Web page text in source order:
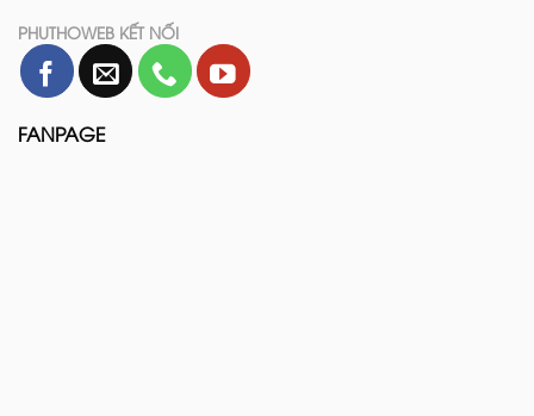
PHUTHOWEB KẾT NỐI
FANPAGE